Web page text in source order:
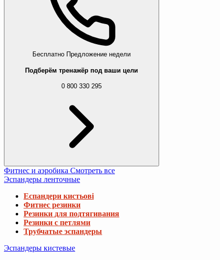
Бесплатно Предложение недели
Подберём тренажёр под ваши цели
0 800 330 295
Фитнес и аэробика Смотреть все
Эспандеры ленточные
Еспандери кистьові
Фитнес резинки
Резинки для подтягивания
Резинки с петлями
Трубчатые эспандеры
Эспандеры кистевые